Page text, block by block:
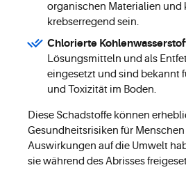
organischen Materialien und
krebserregend sein.
Chlorierte
Lösungsmitteln und als
eingesetzt und sind bekannt
und Toxizität im Boden.
Diese Schadstoffe können
Gesundheitsrisiken für
Auswirkungen auf die Umwelt
sie während des Abrisses